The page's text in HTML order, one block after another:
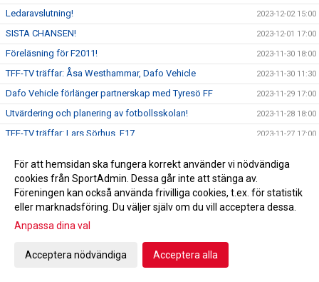
Ledaravslutning! 2023-12-02 15:00
SISTA CHANSEN! 2023-12-01 17:00
Föreläsning för F2011! 2023-11-30 18:00
TFF-TV träffar: Åsa Westhammar, Dafo Vehicle 2023-11-30 11:30
Dafo Vehicle förlänger partnerskap med Tyresö FF 2023-11-29 17:00
Utvärdering och planering av fotbollsskolan! 2023-11-28 18:00
TFF-TV träffar: Lars Sörhus, F17 2023-11-27 17:00
Tyresö FF 52 år!
Föreläsning för F2013! 2023-11-24 11:30
Planeringsdag för Sportkontoret!
Planrapport 23/11
TFF-TV träffar: Pia Kaufmann, Tyresö FF Styrelse
För att hemsidan ska fungera korrekt använder vi nödvändiga
cookies från SportAdmin. Dessa går inte att stänga av.
Föreningen kan också använda frivilliga cookies, t.ex. för statistik
eller marknadsföring. Du väljer själv om du vill acceptera dessa.
Anpassa dina val
Acceptera nödvändiga Acceptera alla